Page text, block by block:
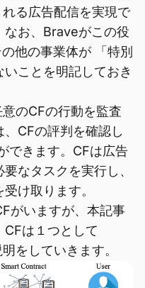
る広告配信を実現で
なお、Braveがこの役
他の事業体が 「特別
ことを明記しておき
のCFの行動を監査
CFの評判を確認し
できます。CFは広告
なタスクを実行し、
け取ります。
がいますが、本記事
は１つとして
をしていきます。